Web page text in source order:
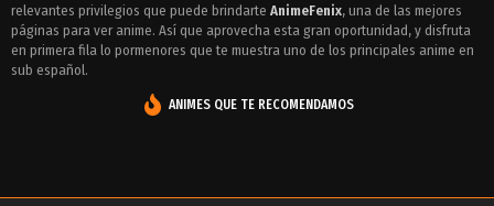
Episodio 6 - MM!
Episodio 5 - MM!
relevantes privilegios que puede brindarte AnimeFenix, una de las mejores
páginas para ver anime. Así que aprovecha esta gran oportunidad, y disfruta
en primera fila lo pormenores que te muestra uno de los principales anime en
sub español.
ANIMES QUE TE RECOMENDAMOS